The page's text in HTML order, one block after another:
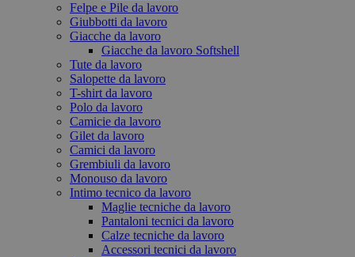
Felpe e Pile da lavoro
Giubbotti da lavoro
Giacche da lavoro
Giacche da lavoro Softshell
Tute da lavoro
Salopette da lavoro
T-shirt da lavoro
Polo da lavoro
Camicie da lavoro
Gilet da lavoro
Camici da lavoro
Grembiuli da lavoro
Monouso da lavoro
Intimo tecnico da lavoro
Maglie tecniche da lavoro
Pantaloni tecnici da lavoro
Calze tecniche da lavoro
Accessori tecnici da lavoro